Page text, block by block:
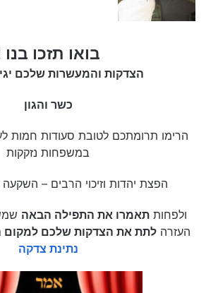
בואו תזכו בנו
הצדקות והמעשרות שלכם
כשר והגון
הרימו תרומתכם לטובת סעודות חמות
במשפחות נזקקות
הפצת יהדות וזיכוי הרבים –
ולפחותתאמרו את התפילה הבאה
העזרהלתת את הצדקות שלכם למקום
נתינת צדקה